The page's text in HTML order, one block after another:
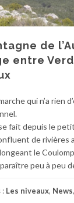
de
entre
qui n’a rien
fait depuis le
de rivières
le
peu à peu
: Les niveaux, News,